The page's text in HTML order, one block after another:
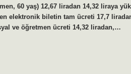
60 yaş) 12,67 liradan 14,32 liraya
elektronik biletin tam ücreti 17,7
ve öğretmen ücreti 14,32 liradan,…